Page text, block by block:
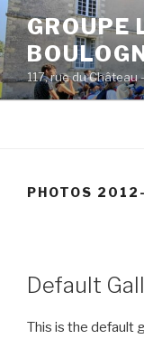
Aller
au
contenu
principal
GROUPE
117, rue du
PHOTOS
Default
This is the default